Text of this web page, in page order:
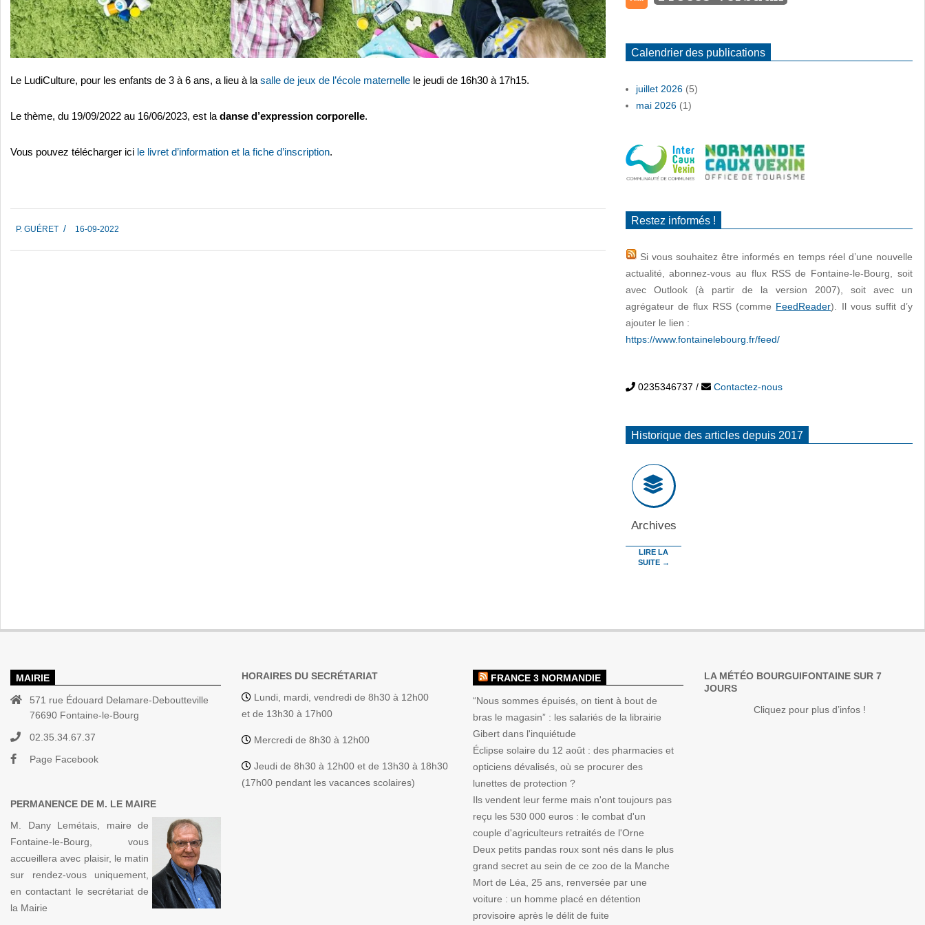
Le LudiCulture, pour les enfants de 3 à 6 ans, a lieu à la salle de jeux de l’école maternelle le jeudi de 16h30 à 17h15.
Le thème, du 19/09/2022 au 16/06/2023, est la danse d’expression corporelle.
Vous pouvez télécharger ici le livret d’information et la fiche d’inscription.
09-
16
P. GUÉRET 16-09-2022
Calendrier des publications
juillet 2026(5)
mai 2026(1)
Restez informés !
Si vous souhaitez être informés en temps réel d’une nouvelle
actualité, abonnez-vous au flux RSS de Fontaine-le-Bourg, soit
avec Outlook (à partir de la version 2007), soit avec un
agrégateur de flux RSS (comme FeedReader). Il vous suffit d’y
ajouter le lien :
https://www.fontainelebourg.fr/feed/
0235346737 / Contactez-nous
Historique des articles depuis 2017
Archives
LIRE LA
SUITE →
MAIRIE
571 rue Édouard Delamare-Deboutteville
76690 Fontaine-le-Bourg
02.35.34.67.37
Page Facebook
PERMANENCE DE M. LE MAIRE
M. Dany Lemétais, maire de
Fontaine-le-Bourg, vous
accueillera avec plaisir, le matin
sur rendez-vous uniquement,
en contactant le secrétariat de
la Mairie
HORAIRES DU SECRÉTARIAT
Lundi, mardi, vendredi de 8h30 à 12h00
et de 13h30 à 17h00
Mercredi de 8h30 à 12h00
Jeudi de 8h30 à 12h00 et de 13h30 à 18h30
(17h00 pendant les vacances scolaires)
FRANCE 3 NORMANDIE
“Nous sommes épuisés, on tient à bout de
bras le magasin” : les salariés de la librairie
Gibert dans l'inquiétude
Éclipse solaire du 12 août : des pharmacies et
opticiens dévalisés, où se procurer des
lunettes de protection ?
Ils vendent leur ferme mais n'ont toujours pas
reçu les 530 000 euros : le combat d'un
couple d'agriculteurs retraités de l'Orne
Deux petits pandas roux sont nés dans le plus
grand secret au sein de ce zoo de la Manche
Mort de Léa, 25 ans, renversée par une
voiture : un homme placé en détention
provisoire après le délit de fuite
LA MÉTÉO BOURGUIFONTAINE SUR 7
JOURS
Cliquez pour plus d’infos !